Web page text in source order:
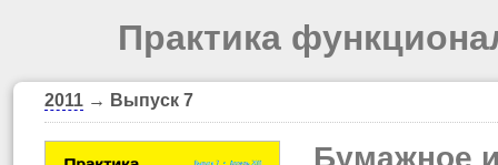
Практика
2011 → Выпуск 7
Бумажное